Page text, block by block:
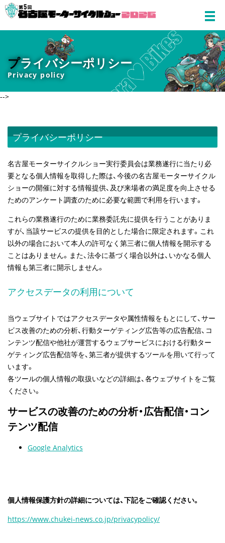
プライバシーポリシー
Privacy policy
-->
プライバシーポリシー
名古屋モーターサイクルショー実行委員会は業務遂行に当たり必
要となる個人情報を取得した際は、今後の名古屋モーターサイクル
ショーの開催に対する情報提供、及び来場者の満足度を向上させる
ためのアンケート調査のために必要な範囲で利用を行います。
これらの業務遂行のために業務委託先に提供を行うことがありま
すが、当該サービスの提供を目的とした場合に限定されます。これ
以外の場合において本人の許可なく第三者に個人情報を開示する
ことはありません。また、法令に基づく場合以外は、いかなる個人
情報も第三者に開示しません。
アクセスデータの利用について
当ウェブサイトではアクセスデータや属性情報をもとにして、サー
ビス改善のための分析、行動ターゲティング広告等の広告配信、コ
ンテンツ配信や他社が運営するウェブサービスにおける行動ター
ゲティング広告配信等を、第三者が提供するツールを用いて行って
います。
各ツールの個人情報の取扱いなどの詳細は、各ウェブサイトをご覧
ください。
サービスの改善のための分析・広告配信・コン
テンツ配信
Google Analytics
個人情報保護方針の詳細については、下記をご確認ください。
https://www.chukei-news.co.jp/privacypolicy/